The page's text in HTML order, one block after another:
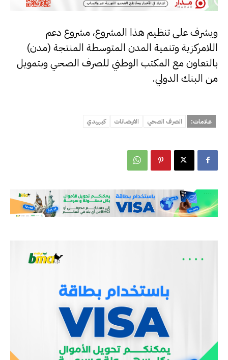
ويشرف على تنظيم هذا المشروع، مشروع دعم
اللامركزية وتنمية المدن المتوسطة المنتجة (مدن)
بالتعاون مع المكتب الوطني للصرف الصحي وبتمويل
من البنك الدولي.
علامات: الصرف الصحي الفيضانات كيهيدي